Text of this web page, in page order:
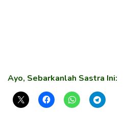
Ayo, Sebarkanlah Sastra Ini: